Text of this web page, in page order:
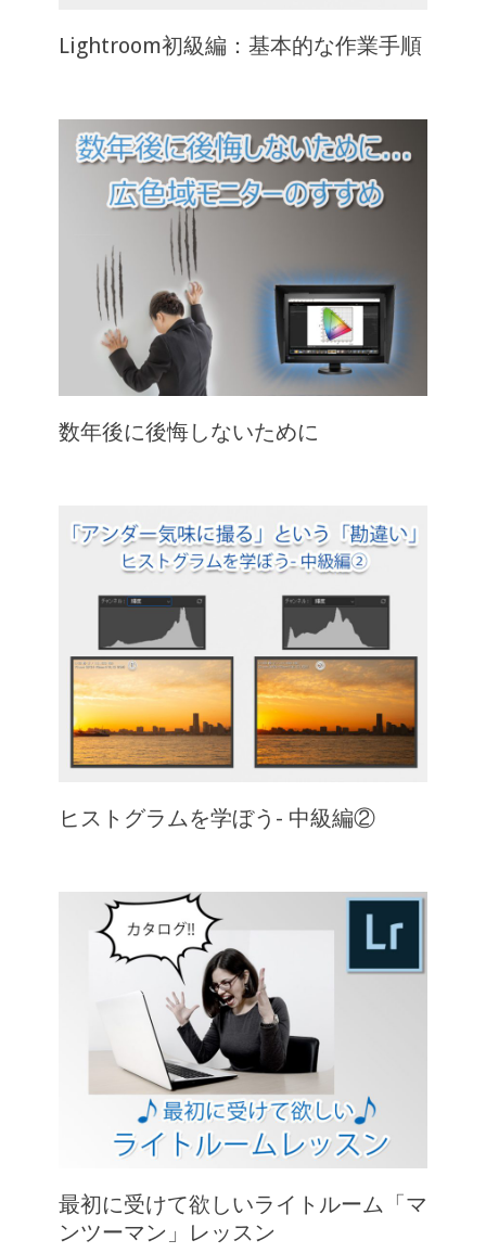
Lightroom初級編：基本的な作業手順
数年後に後悔しないために
ヒストグラムを学ぼう- 中級編②
最初に受けて欲しいライトルーム「マ
ンツーマン」レッスン